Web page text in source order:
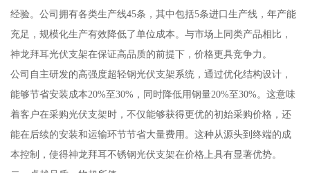
经验。公司拥有各类生产线45条，其中包括5条进口生产线，年产能
充足，规模化生产有效降低了单位成本。与市场上同类产品相比，
神龙拜耳光伏支架在保证高品质的前提下，价格更具竞争力。
公司自主研发的高强度超轻钢光伏支架系统，通过优化结构设计，
能够节省安装成本20%至30%，同时降低用钢量20%至30%。这意味
着客户在采购光伏支架时，不仅能够获得更优的初始采购价格，还
能在后续的安装和运输环节节省大量费用。这种从源头到终端的成
本控制，使得神龙拜耳不锈钢光伏支架在价格上具有显著优势。